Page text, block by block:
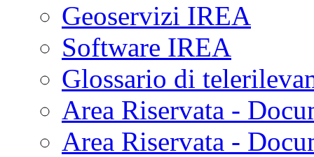
Geoservizi IREA
Software IREA
Glossario di
Area Riservata -
Area Riservata -